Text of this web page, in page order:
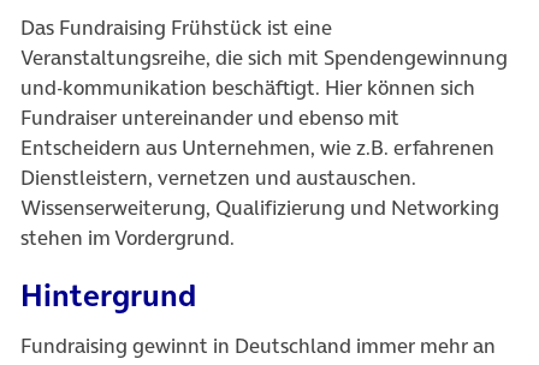
Das Fundraising Frühstück ist eine
Veranstaltungsreihe, die sich mit Spendengewinnung
und-kommunikation beschäftigt. Hier können sich
Fundraiser untereinander und ebenso mit
Entscheidern aus Unternehmen, wie z.B. erfahrenen
Dienstleistern, vernetzen und austauschen.
Wissenserweiterung, Qualifizierung und Networking
stehen im Vordergrund.
Hintergrund
Fundraising gewinnt in Deutschland immer mehr an